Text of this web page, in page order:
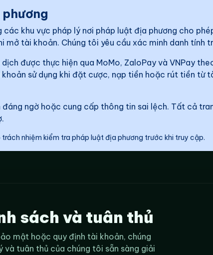
khu vực pháp lý nơi pháp luật địa phương cho
tài khoản. Chúng tôi yêu cầu xác minh danh tính
được thực hiện qua MoMo, ZaloPay và VNPay
sử dụng khi đặt cược, nạp tiền hoặc rút tiền từ
ngờ hoặc cung cấp thông tin sai lệch. Tất cả
nhiệm kiểm tra pháp luật địa phương trước khi truy cập.
sách và tuân thủ
mật hoặc quy định tài khoản, chúng
tuân thủ của chúng tôi sẵn sàng giải